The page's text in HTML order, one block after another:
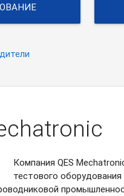
Компания QES
тестового